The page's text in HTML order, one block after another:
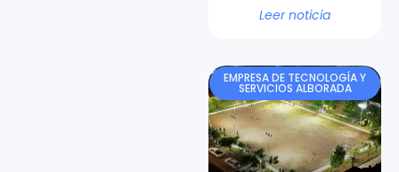
Leer noticia
EMPRESA DE TECNOLOGÍA Y
SERVICIOS ALBORADA